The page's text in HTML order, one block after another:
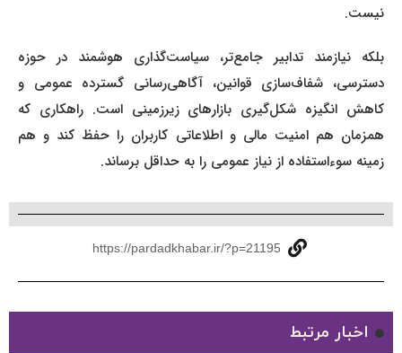
نیست.
بلکه نیازمند تدابیر جامع‌تر، سیاست‌گذاری هوشمند در حوزه
دسترسی، شفاف‌سازی قوانین، آگاهی‌رسانی گسترده عمومی و
کاهش انگیزه شکل‌گیری بازارهای زیرزمینی است. راهکاری که
همزمان هم امنیت مالی و اطلاعاتی کاربران را حفظ کند و هم
زمینه سوءاستفاده از نیاز عمومی را به حداقل برساند.
https://pardadkhabar.ir/?p=21195
اخبار مرتبط